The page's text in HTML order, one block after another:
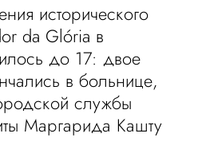
исторического
da Glória в
до 17: двое
в больнице,
службы
Маргарида Кашту